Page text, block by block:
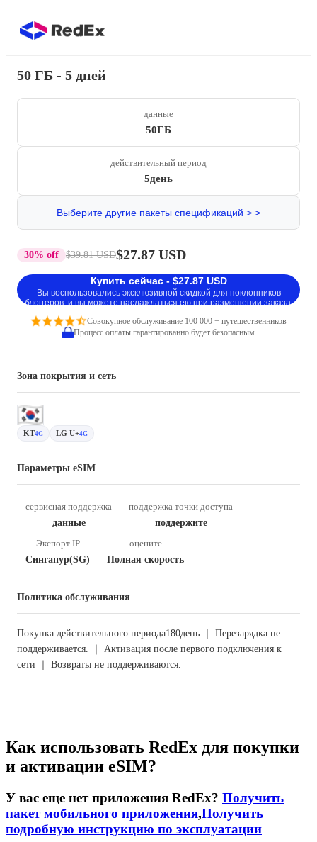
50 ГБ - 5 дней
данные
50ГБ
действительный период
5день
Выберите другие пакеты спецификаций > >
30% off $39.81 USD$27.87 USD
Купить сейчас - $27.87 USD
Вы воспользовались эксклюзивной скидкой для поклонников
блоггеров, и вы можете наслаждаться ею при размещении заказа.
Совокупное обслуживание 100 000 + путешественников
Процесс оплаты гарантированно будет безопасным
Зона покрытия и сеть
KT4G LG U+4G
Параметры eSIM
сервисная поддержка
данные
поддержка точки доступа
поддержите
Экспорт IP
Сингапур(SG)
оцените
Полная скорость
Политика обслуживания
Покупка действительного периода180день ｜ Перезарядка не
поддерживается. ｜ Активация после первого подключения к
сети ｜ Возвраты не поддерживаются.
Как использовать RedEx для покупки
и активации eSIM?
У вас еще нет приложения RedEx? Получить
пакет мобильного приложения,Получить
подробную инструкцию по эксплуатации